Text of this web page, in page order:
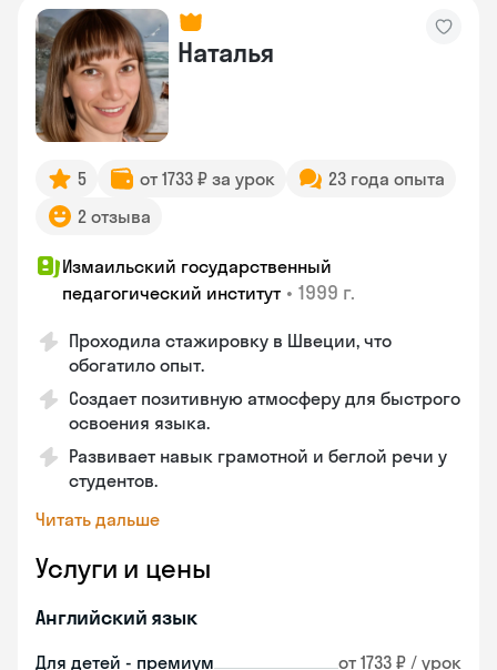
Наталья
5 от 1733 ₽ за урок
23 года опыта
2 отзыва
Измаильский государственный
педагогический институт • 1999 г.
Проходила стажировку в Швеции, что
обогатило опыт.
Создает позитивную атмосферу для быстрого
освоения языка.
Развивает навык грамотной и беглой речи у
студентов.
Читать дальше
Услуги и цены
Английский язык
Для детей - премиум от 1733 ₽ / урок